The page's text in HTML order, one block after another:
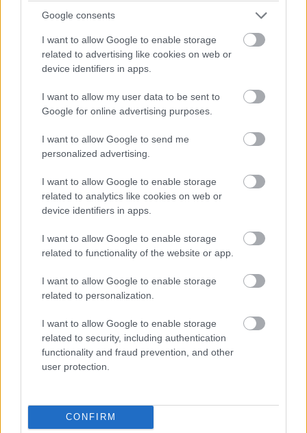
Google consents
I want to allow Google to enable storage
related to advertising like cookies on web or
device identifiers in apps.
I want to allow my user data to be sent to
Google for online advertising purposes.
I want to allow Google to send me
personalized advertising.
I want to allow Google to enable storage
related to analytics like cookies on web or
device identifiers in apps.
I want to allow Google to enable storage
related to functionality of the website or app.
I want to allow Google to enable storage
related to personalization.
I want to allow Google to enable storage
related to security, including authentication
functionality and fraud prevention, and other
user protection.
CONFIRM
nopeuttaa tilitoimistomme työtä, kun kaiken voi
hoitaa sähköisesti sekä antaa asiakirjoille
yhtenäisen ilmeen kaikkien meidän 10
kirjanpitäjän kesken.”
Piia Ansala
TABSHEE OY | TALOUSVERKKO
Kattavat edut
tilitoimistolle Finago
Sopimuskoneen
partneriohjelmalla
Tilitoimisto liittyypartneriohjelmaan
ottaessaan käyttöön Finago Sopimuskoneen
partneripaketin.